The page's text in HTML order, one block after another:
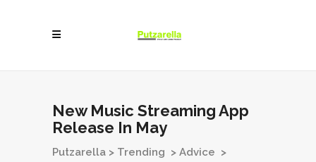
New Music Streaming App
Release In May
Putzarella > Trending > Advice >